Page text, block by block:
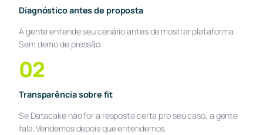
Diagnóstico antes de proposta
A gente entende seu cenário antes de mostrar plataforma.
Sem demo de pressão.
02
Transparência sobre fit
Se Datacake não for a resposta certa pro seu caso, a gente
fala. Vendemos depois que entendemos.